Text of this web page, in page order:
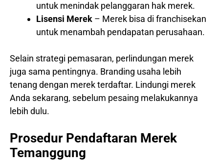
untuk menindak pelanggaran hak merek.
Lisensi Merek – Merek bisa di franchisekan
untuk menambah pendapatan perusahaan.
Selain strategi pemasaran, perlindungan merek
juga sama pentingnya. Branding usaha lebih
tenang dengan merek terdaftar. Lindungi merek
Anda sekarang, sebelum pesaing melakukannya
lebih dulu.
Prosedur Pendaftaran Merek
Temanggung